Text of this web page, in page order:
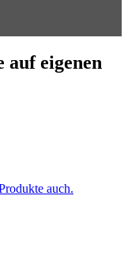
auf eigenen